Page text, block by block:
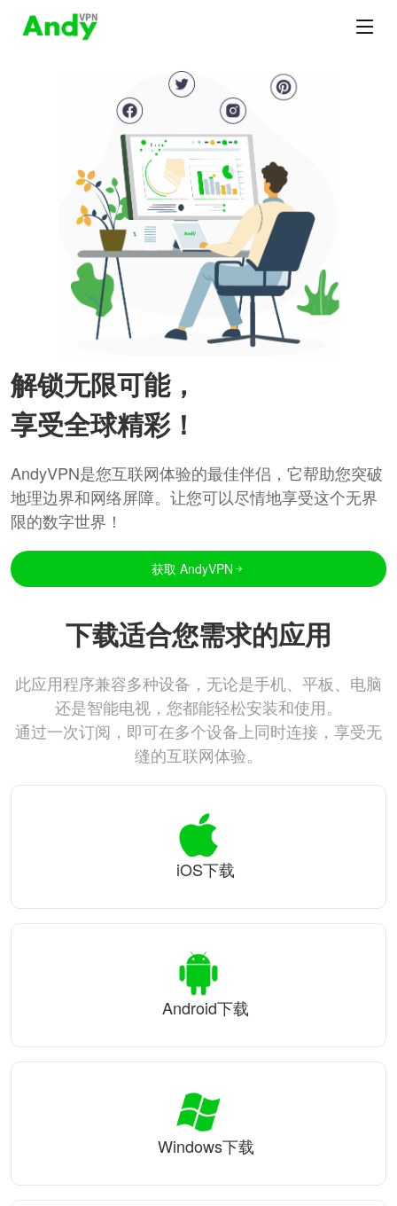
解锁无限可能，
享受全球精彩！
AndyVPN是您互联网体验的最佳伴侣，它帮助您突破
地理边界和网络屏障。让您可以尽情地享受这个无界
限的数字世界！
获取 AndyVPN
下载适合您需求的应用
此应用程序兼容多种设备，无论是手机、平板、电脑
还是智能电视，您都能轻松安装和使用。
通过一次订阅，即可在多个设备上同时连接，享受无
缝的互联网体验。
iOS下载
Android下载
Windows下载